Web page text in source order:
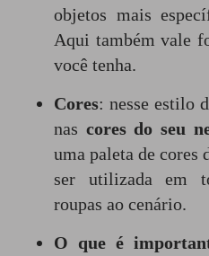
objetos mais
Aqui também vale
você tenha.
Cores: nesse estilo
nas cores do seu
uma paleta de cores
ser utilizada em
roupas ao cenário.
O que é